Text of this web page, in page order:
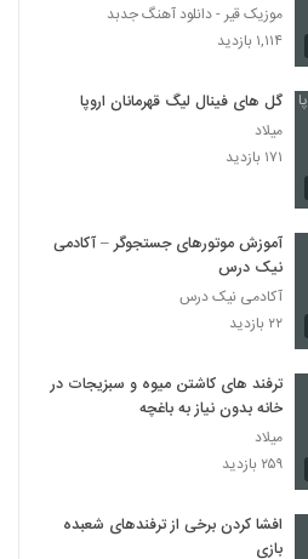
موزیک قیر - دانلود آهنگ جدبد
۱,۱۱۴ بازدید
گل های فینال لیگ قهرمانان اروپا
میلاد
۱۷۱ بازدید
آموزش موتورهای جستجوگر – آکادمی
نیک درس
آکادمی نیک درس
۲۲ بازدید
ترفند های کاشتن میوه و سبزیجات در
خانه بدون نیاز به باغچه
میلاد
۲۵۹ بازدید
افشا کردن برخی از ترفند‌های شعبده
بازی